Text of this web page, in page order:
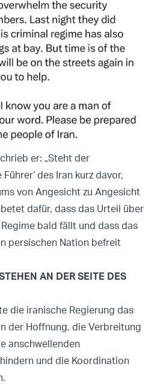
er: „Steht der
des Iran kurz davor,
von Angesicht zu Angesicht
dafür, dass das Urteil über
bald fällt und dass das
persischen Nation befreit
AN DER SEITE DES
die iranische Regierung das
der Hoffnung, die Verbreitung
anschwellenden
und die Koordination